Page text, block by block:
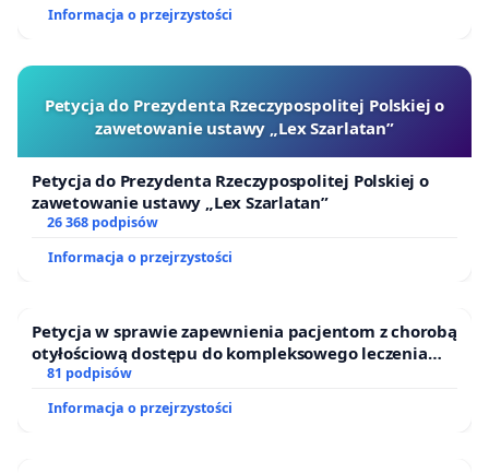
Informacja o przejrzystości
Petycja do Prezydenta Rzeczypospolitej Polskiej o
zawetowanie ustawy „Lex Szarlatan”
Petycja do Prezydenta Rzeczypospolitej Polskiej o
zawetowanie ustawy „Lex Szarlatan”
26 368 podpisów
Informacja o przejrzystości
Petycja w sprawie zapewnienia pacjentom z chorobą
otyłościową dostępu do kompleksowego leczenia
oraz programów profilaktycznych.
81 podpisów
Informacja o przejrzystości